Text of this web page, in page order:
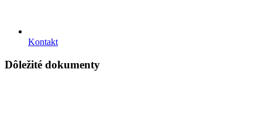
Kontakt
Dôležité dokumenty